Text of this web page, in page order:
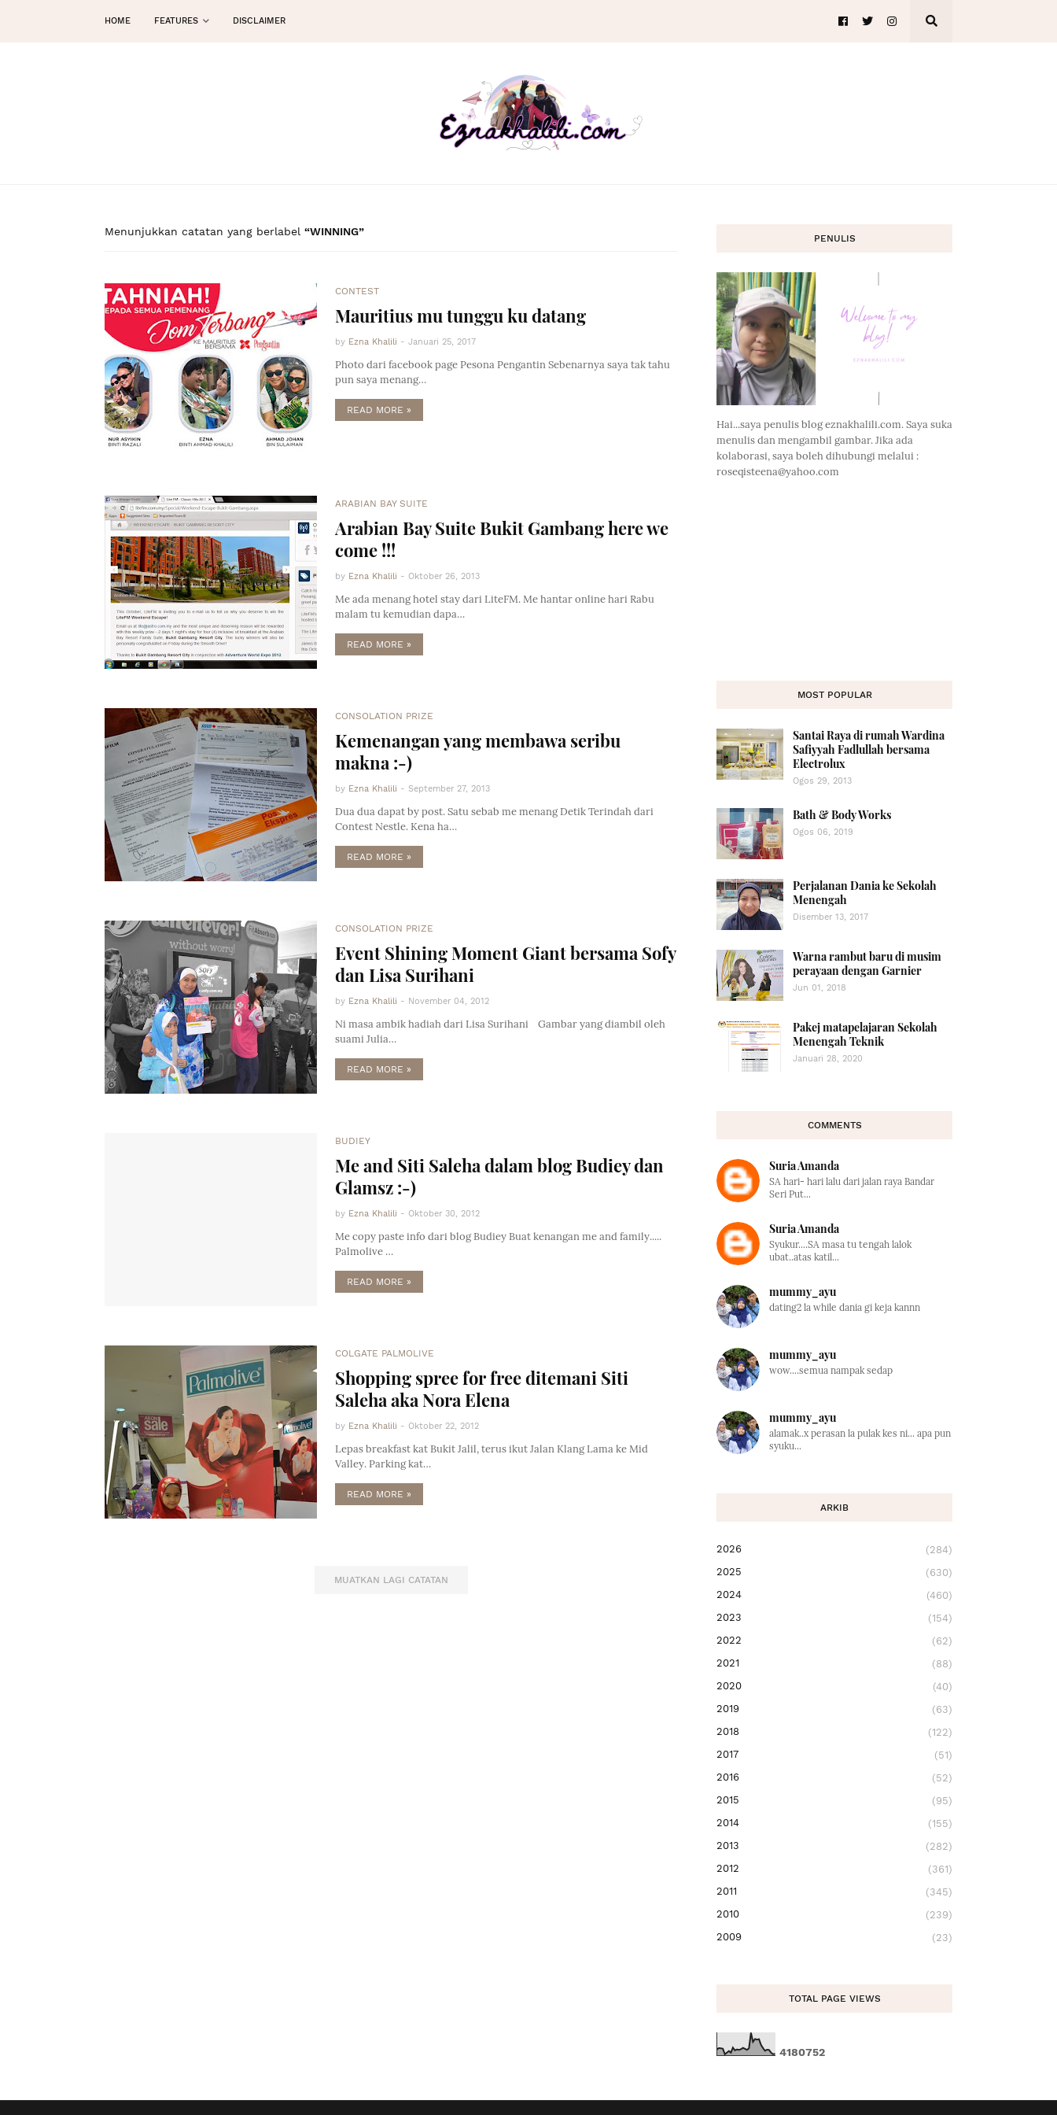
HOME FEATURES DISCLAIMER
Menunjukkan catatan yang berlabel WINNING
CONTEST
Mauritius mu tunggu ku datang
by Ezna Khalili - Januari 25, 2017
Photo dari facebook page Pesona Pengantin Sebenarnya saya tak tahu
pun saya menang…
READ MORE »
ARABIAN BAY SUITE
Arabian Bay Suite Bukit Gambang here we
come !!!
by Ezna Khalili - Oktober 26, 2013
Me ada menang hotel stay dari LiteFM. Me hantar online hari Rabu
malam tu kemudian dapa…
READ MORE »
CONSOLATION PRIZE
Kemenangan yang membawa seribu
makna :-)
by Ezna Khalili - September 27, 2013
Dua dua dapat by post. Satu sebab me menang Detik Terindah dari
Contest Nestle. Kena ha…
READ MORE »
CONSOLATION PRIZE
Event Shining Moment Giant bersama Sofy
dan Lisa Surihani
by Ezna Khalili - November 04, 2012
Ni masa ambik hadiah dari Lisa Surihani Gambar yang diambil oleh
suami Julia…
READ MORE »
BUDIEY
Me and Siti Saleha dalam blog Budiey dan
Glamsz :-)
by Ezna Khalili - Oktober 30, 2012
Me copy paste info dari blog Budiey Buat kenangan me and family.....
Palmolive …
READ MORE »
COLGATE PALMOLIVE
Shopping spree for free ditemani Siti
Saleha aka Nora Elena
by Ezna Khalili - Oktober 22, 2012
Lepas breakfast kat Bukit Jalil, terus ikut Jalan Klang Lama ke Mid
Valley. Parking kat…
READ MORE »
MUATKAN LAGI CATATAN
PENULIS
Hai...saya penulis blog eznakhalili.com. Saya suka
menulis dan mengambil gambar. Jika ada
kolaborasi, saya boleh dihubungi melalui :
roseqisteena@yahoo.com
MOST POPULAR
Santai Raya di rumah Wardina
Safiyyah Fadlullah bersama
Electrolux
Ogos 29, 2013
Bath & Body Works
Ogos 06, 2019
Perjalanan Dania ke Sekolah
Menengah
Disember 13, 2017
Warna rambut baru di musim
perayaan dengan Garnier
Jun 01, 2018
Pakej matapelajaran Sekolah
Menengah Teknik
Januari 28, 2020
COMMENTS
Suria Amanda
SA hari- hari lalu dari jalan raya Bandar
Seri Put...
Suria Amanda
Syukur....SA masa tu tengah lalok
ubat..atas katil...
mummy_ayu
dating2 la while dania gi keja kannn
mummy_ayu
wow....semua nampak sedap
mummy_ayu
alamak..x perasan la pulak kes ni... apa pun
syuku...
ARKIB
2026
(284)
2025
(630)
2024
(460)
2023
(154)
2022
(62)
2021
(88)
2020
(40)
2019
(63)
2018
(122)
2017
(51)
2016
(52)
2015
(95)
2014
(155)
2013
(282)
2012
(361)
2011
(345)
2010
(239)
2009
(23)
TOTAL PAGE VIEWS
4180752